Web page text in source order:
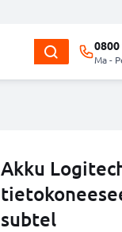
0800
Ma -
Akku
subtel